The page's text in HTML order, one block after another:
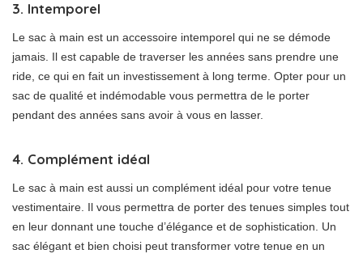
3. Intemporel
Le sac à main est un accessoire intemporel qui ne se démode
jamais. Il est capable de traverser les années sans prendre une
ride, ce qui en fait un investissement à long terme. Opter pour un
sac de qualité et indémodable vous permettra de le porter
pendant des années sans avoir à vous en lasser.
4. Complément idéal
Le sac à main est aussi un complément idéal pour votre tenue
vestimentaire. Il vous permettra de porter des tenues simples tout
en leur donnant une touche d’élégance et de sophistication. Un
sac élégant et bien choisi peut transformer votre tenue en un